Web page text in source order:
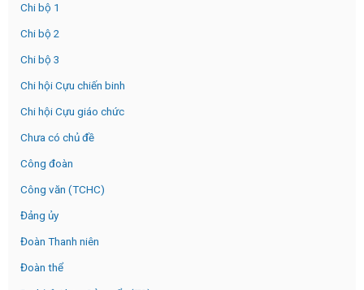
Chi bộ 1
Chi bộ 2
Chi bộ 3
Chi hội Cựu chiến binh
Chi hội Cựu giáo chức
Chưa có chủ đề
Công đoàn
Công văn (TCHC)
Đảng ủy
Đoàn Thanh niên
Đoàn thể